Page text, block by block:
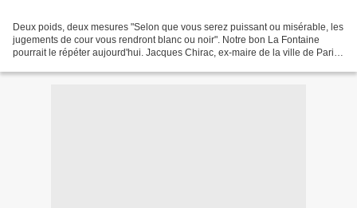
Deux poids, deux mesures "Selon que vous serez puissant ou misérable, les
jugements de cour vous rendront blanc ou noir". Notre bon La Fontaine
pourrait le répéter aujourd'hui. Jacques Chirac, ex-maire de la ville de Paris,